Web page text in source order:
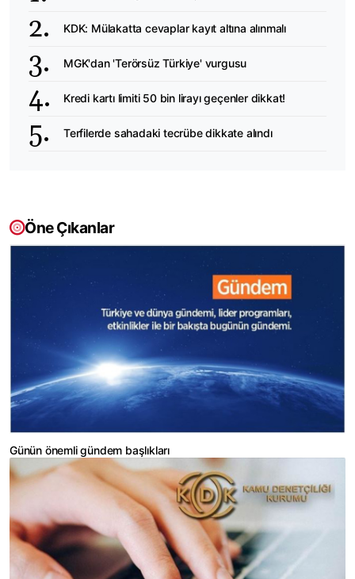
KDK: Mülakatta cevaplar kayıt altına alınmalı
MGK'dan 'Terörsüz Türkiye' vurgusu
Kredi kartı limiti 50 bin lirayı geçenler dikkat!
Terfilerde sahadaki tecrübe dikkate alındı
Öne Çıkanlar
Günün önemli gündem başlıkları